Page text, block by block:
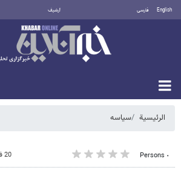
English فارسی أرشيف
الرئيسية سیاسه
٠ Persons 20 فبراير 2013 - 17:46